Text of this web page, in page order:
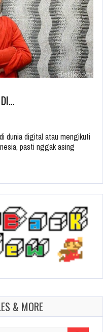
dunia digital atau mengikuti
pasti nggak asing
& MORE